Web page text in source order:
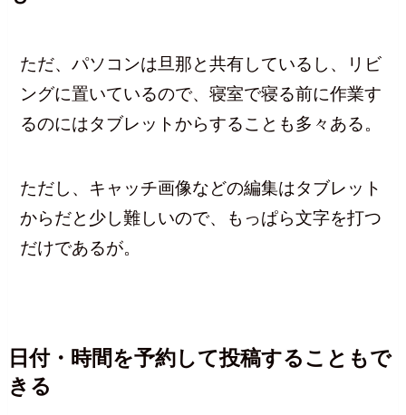
ただ、パソコンは旦那と共有しているし、リビ
ングに置いているので、寝室で寝る前に作業す
るのにはタブレットからすることも多々ある。
ただし、キャッチ画像などの編集はタブレット
からだと少し難しいので、もっぱら文字を打つ
だけであるが。
日付・時間を予約して投稿することもで
きる